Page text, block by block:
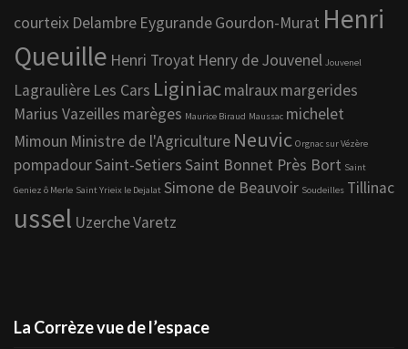
courteix Delambre EygurandeGourdon-Murat Henri
Queuille Henri Troyat Henry de Jouvenel Jouvenel
Lagraulière Les Cars Liginiacmalrauxmargerides
Marius Vazeilles marèges Maurice Biraud Maussac michelet
Mimoun Ministre de l'Agriculture Neuvic Orgnac sur Vézère
pompadourSaint-SetiersSaint Bonnet Près Bort Saint
Geniez ô Merle Saint Yrieix le Dejalat Simone de Beauvoir Soudeilles Tillinac
ussel UzercheVaretz
La Corrèze vue de l’espace